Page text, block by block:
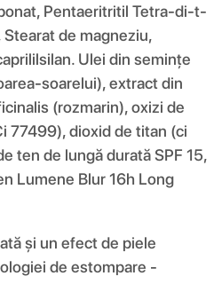
Pentaeritritil Tetra-di-t-
de magneziu,
Ulei din semințe
soarelui), extract din
(rozmarin), oxizi de
77499), dioxid de titan (ci
ten de lungă durată SPF 15,
Lumene Blur 16h Long
și un efect de piele
de estompare -